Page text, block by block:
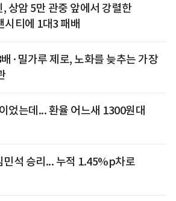
상암 5만 관중 앞에서 강렬한
시티에 1대3 패배
·밀가루 제로, 노화를 늦추는 가장
었는데... 환율 어느새 1300원대
석 승리... 누적 1.45%p차로